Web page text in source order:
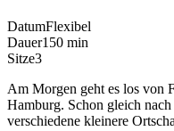
DatumFlexibel
Dauer150 min
Sitze3
Am Morgen geht es los von
Hamburg. Schon gleich
verschiedene kleinere